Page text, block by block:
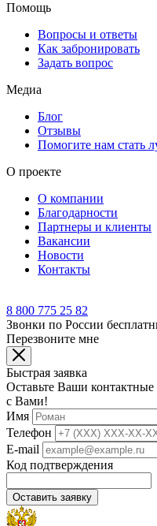
Помощь
Вопросы и ответы
Как забронировать
Задать вопрос
Медиа
Блог
Отзывы
Помогите нам стать
О проекте
О компании
Благодарности
Партнеры и клиенты
Вакансии
Новости
Контакты
8 800 775 25 82
Звонки по России
Перезвоните мне
Быстрая заявка
Оставьте Ваши
с Вами!
Имя
Телефон
E-mail
Код подтверждения
Оставить заявку